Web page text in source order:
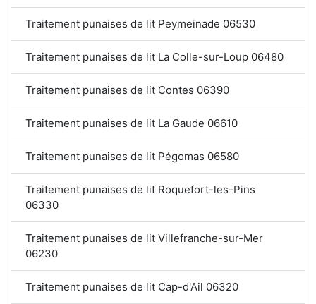
Traitement punaises de lit Peymeinade 06530
Traitement punaises de lit La Colle-sur-Loup 06480
Traitement punaises de lit Contes 06390
Traitement punaises de lit La Gaude 06610
Traitement punaises de lit Pégomas 06580
Traitement punaises de lit Roquefort-les-Pins
06330
Traitement punaises de lit Villefranche-sur-Mer
06230
Traitement punaises de lit Cap-d'Ail 06320